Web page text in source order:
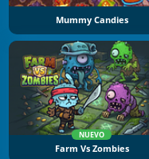
Mummy Candies
NUEVO
Farm Vs Zombies